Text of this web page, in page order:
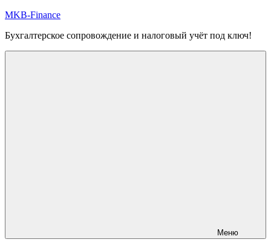
Перейти
содержимому
MKB-Finance
Бухгалтерское сопровождение и налоговый учёт под ключ!
Меню